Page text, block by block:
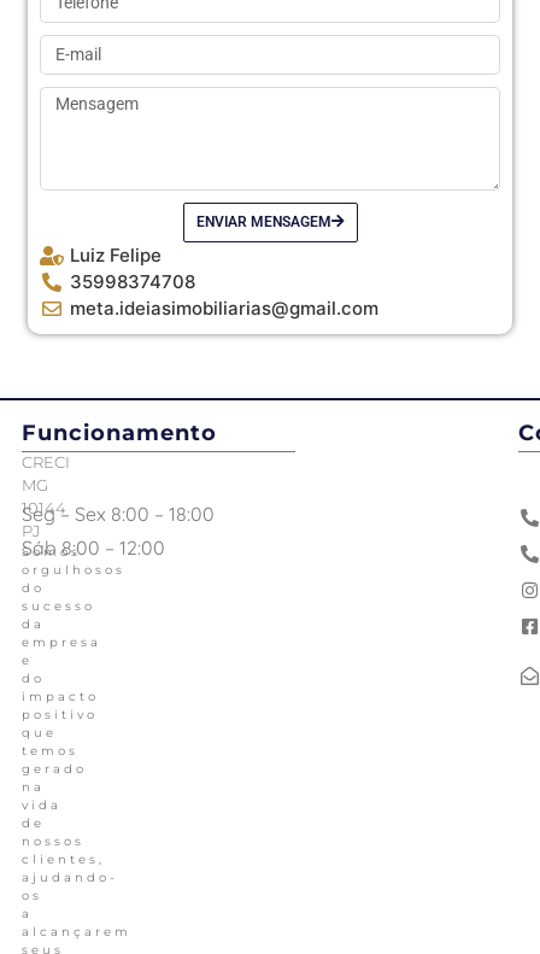
ENVIAR MENSAGEM
Luiz Felipe
35998374708
meta.ideiasimobiliarias@gmail.com
CRECI
MG
10144
PJ
Somos
orgulhosos
do
sucesso
da
empresa
e
do
impacto
positivo
que
temos
gerado
na
vida
de
nossos
clientes,
ajudando-
os
a
alcançarem
seus
Funcionamento
Seg – Sex 8:00 – 18:00
Sáb 8:00 – 12:00